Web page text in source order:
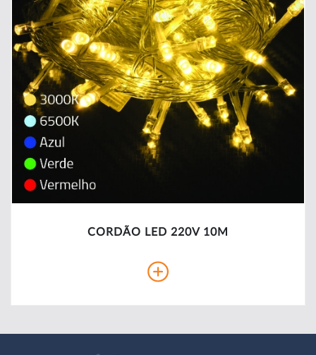
CORDÃO LED 220V 10M